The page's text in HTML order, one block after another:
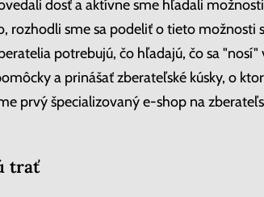
dosť a aktívne sme hľadali
rozhodli sme sa podeliť o tieto
potrebujú, čo hľadajú, čo sa
a prinášať zberateľské kúsky, o
prvý špecializovaný e-shop na
trať